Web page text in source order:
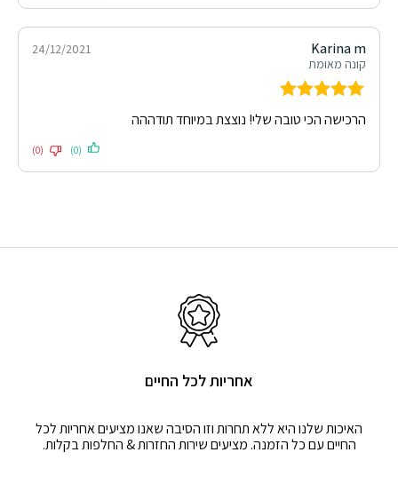
Karina m
קונה מאומת
24/12/2021
5
הרכישה הכי טובה שלי! נוצצת במיוחד תודההה
(0)
(0)
אחריות לכל החיים
האיכות שלנו היא ללא תחרות וזו הסיבה שאנו מציעים אחריות לכל
החיים עם כל הזמנה. מציעים שירות החזרות & החלפות בקלות.